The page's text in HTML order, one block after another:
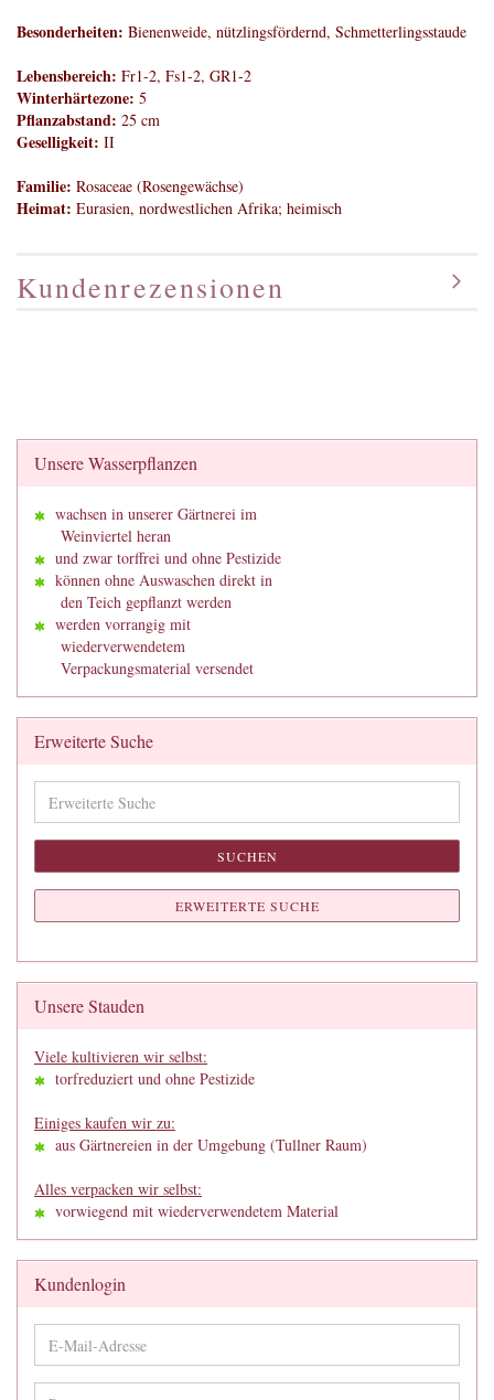
Besonderheiten: Bienenweide, nützlingsfördernd, Schmetterlingsstaude
Lebensbereich: Fr1-2, Fs1-2, GR1-2
Winterhärtezone: 5
Pflanzabstand: 25 cm
Geselligkeit: II
Familie: Rosaceae (Rosengewächse)
Heimat: Eurasien, nordwestlichen Afrika; heimisch
Kundenrezensionen
Unsere Wasserpflanzen
wachsen in unserer Gärtnerei im
Weinviertel heran
und zwar torffrei und ohne Pestizide
können ohne Auswaschen direkt in
den Teich gepflanzt werden
werden vorrangig mit
wiederverwendetem
Verpackungsmaterial versendet
Erweiterte Suche
Suche
SUCHEN
ERWEITERTE SUCHE
Unsere Stauden
Viele kultivieren wir selbst:
torfreduziert und ohne Pestizide
Einiges kaufen wir zu:
aus Gärtnereien in der Umgebung (Tullner Raum)
Alles verpacken wir selbst:
vorwiegend mit wiederverwendetem Material
Kundenlogin
E-
Mail-
Adresse